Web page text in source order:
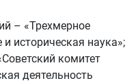
– «Трехмерное
историческая наука»;
комитет
деятельность